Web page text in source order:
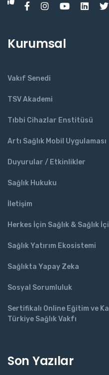
Kurumsal
Vakıf Senedi
TSV Akademi
Tıbbi Cihazlar Enstitüsü
Artı Sağlık Mobil Uygulaması
Duyurular / Etkinlikler
Sağlık Hukuku
İletişim
Herkes İçin Sağlık & Sağlık
Sağlık Yatırım Ekosistemi
Sağlıkta Yapay Zeka
Sosyal Sorumluluk
Sertifikalı Online Eğitim ve
Türkiye Sağlık Vakfı
Son Yazılar